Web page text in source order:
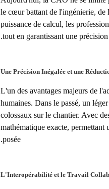
le cœur battant de l'ingénierie, de
puissance de calcul, les
tout en garantissant une
Une Précision Inégalée et une
L'un des avantages majeurs de
humaines. Dans le passé, un
colossaux sur le chantier. Avec
mathématique exacte, permettant
posée.
L'Interopérabilité et le Travail